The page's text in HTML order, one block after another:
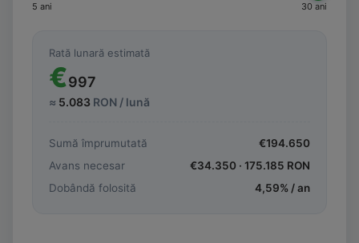
5 ani 30 ani
Rată lunară estimată
€997
≈ 5.083 RON / lună
Sumă împrumutată €194.650
Avans necesar
€34.350 · 175.185 RON
Dobândă folosită
4,59% / an